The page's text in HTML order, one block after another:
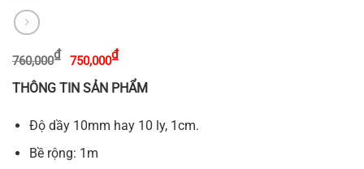
760,000₫
Giá
gốc
760,000₫.
750,000₫Giá
hiện
tại
là:
THÔNG TIN SẢN PHẨM
Độ dầy 10mm hay 10 ly, 1cm.
Bề rộng: 1m